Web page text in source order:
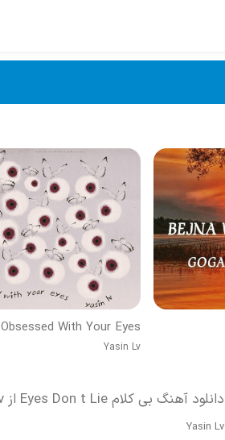
Obsessed With Your Eyes
Yasin Lv
دانلود آهنگ بی کلام Eyes Don t Lie از Yasin Lv
Yasin Lv